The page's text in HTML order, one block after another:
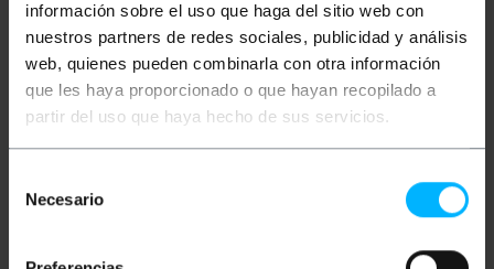
información sobre el uso que haga del sitio web con
nuestros partners de redes sociales, publicidad y análisis
web, quienes pueden combinarla con otra información
que les haya proporcionado o que hayan recopilado a
partir del uso que haya hecho de sus servicios.
Necesario
PVP
3,24€
3,24€ VAT inc.
PVD
2,88€
Livraison immédiateREF: FL092
Quantité
PVP
3,44€
3,44 € VAT inc.
PVD
3,06€